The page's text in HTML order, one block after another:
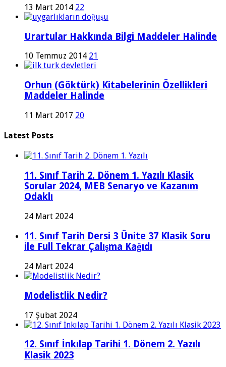
13 Mart 2014 22
Urartular Hakkında Bilgi Maddeler Halinde
10 Temmuz 2014 21
Orhun (Göktürk) Kitabelerinin Özellikleri
Maddeler Halinde
11 Mart 2017 20
Latest Posts
11. Sınıf Tarih 2. Dönem 1. Yazılı Klasik
Sorular 2024, MEB Senaryo ve Kazanım
Odaklı
24 Mart 2024
11. Sınıf Tarih Dersi 3 Ünite 37 Klasik Soru
ile Full Tekrar Çalışma Kağıdı
24 Mart 2024
Modelistlik Nedir?
17 Şubat 2024
12. Sınıf İnkılap Tarihi 1. Dönem 2. Yazılı
Klasik 2023